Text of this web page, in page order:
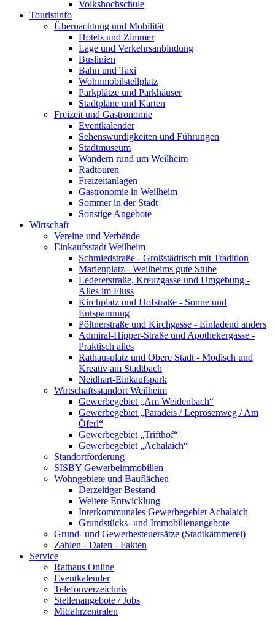
Volkshochschule
Touristinfo
Übernachtung und Mobilität
Hotels und Zimmer
Lage und Verkehrsanbindung
Buslinien
Bahn und Taxi
Wohnmobilstellplatz
Parkplätze und Parkhäuser
Stadtpläne und Karten
Freizeit und Gastronomie
Eventkalender
Sehenswürdigkeiten und Führungen
Stadtmuseum
Wandern rund um Weilheim
Radtouren
Freizeitanlagen
Gastronomie in Weilheim
Sommer in der Stadt
Sonstige Angebote
Wirtschaft
Vereine und Verbände
Einkaufsstadt Weilheim
Schmiedstraße - Großstädtisch mit Tradition
Marienplatz - Weilheims gute Stube
Ledererstraße, Kreuzgasse und Umgebung -
Alles im Fluss
Kirchplatz und Hofstraße - Sonne und
Entspannung
Pöltnerstraße und Kirchgasse - Einladend anders
Admiral-Hipper-Straße und Apothekergasse -
Praktisch alles
Rathausplatz und Obere Stadt - Modisch und
Kreativ am Stadtbach
Neidhart-Einkaufspark
Wirtschaftsstandort Weilheim
Gewerbegebiet „Am Weidenbach“
Gewerbegebiet „Paradeis / Leprosenweg / Am
Öferl“
Gewerbegebiet „Trifthof“
Gewerbegebiet „Achalaich“
Standortförderung
SISBY Gewerbeimmobilien
Wohngebiete und Bauflächen
Derzeitiger Bestand
Weitere Entwicklung
Interkommunales Gewerbegebiet Achalaich
Grundstücks- und Immobilienangebote
Grund- und Gewerbesteuersätze (Stadtkämmerei)
Zahlen - Daten - Fakten
Service
Rathaus Online
Eventkalender
Telefonverzeichnis
Stellenangebote / Jobs
Mitfahrzentralen